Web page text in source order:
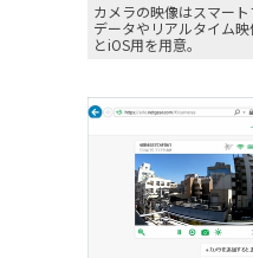
カメラの映像はスマー
データやリアルタイム
とiOS用を用意。